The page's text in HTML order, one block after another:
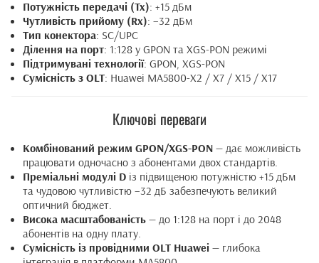
Потужність передачі (Tx): +15 дБм
Чутливість прийому (Rx): –32 дБм
Тип конектора: SC/UPC
Ділення на порт: 1:128 у GPON та XGS-PON режимі
Підтримувані технології: GPON, XGS-PON
Сумісність з OLT: Huawei MA5800-X2 / X7 / X15 / X17
Ключові переваги
Комбінований режим GPON/XGS-PON — дає можливість
працювати одночасно з абонентами двох стандартів.
Преміальні модулі D із підвищеною потужністю +15 дБм
та чудовою чутливістю –32 дБ забезпечують великий
оптичний бюджет.
Висока масштабованість — до 1:128 на порт і до 2048
абонентів на одну плату.
Сумісність із провідними OLT Huawei — глибока